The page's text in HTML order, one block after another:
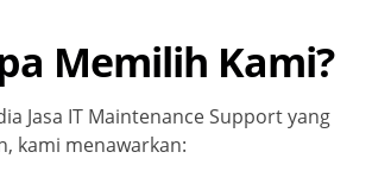
Memilih Kami?
Jasa IT Maintenance Support yang
kami menawarkan: